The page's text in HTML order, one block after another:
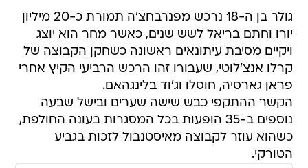
גולר בן ה-18 נרכש מפנרבחצ'ה תמורת כ-20 מיליון
יורו וחתם בריאל לשש שנים, כאשר מחר הוא יוצג
ויקיים מסיבת עיתונאים ראשונה כשחקן הקבוצה של
קרלו אנצ'לוטי, שעבורו זהו הרכש הרביעי הקיץ אחרי
פראן גארסיה, חוסלו וג'וד בלינגהאם.
הקשר ההתקפי כבש שישה שערים ובישל שבעה
נוספים ב-35 הופעות בכל המסגרות בעונה החולפת,
כשהוא עוזר לקבוצה מאיסטנבול לזכות בגביע
הטורקי.